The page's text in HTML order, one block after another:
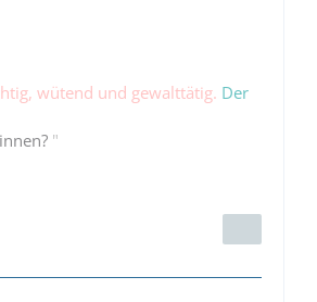
wütend und gewalttätig. Der
"